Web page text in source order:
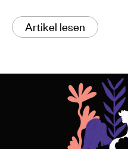
Artikel lesen